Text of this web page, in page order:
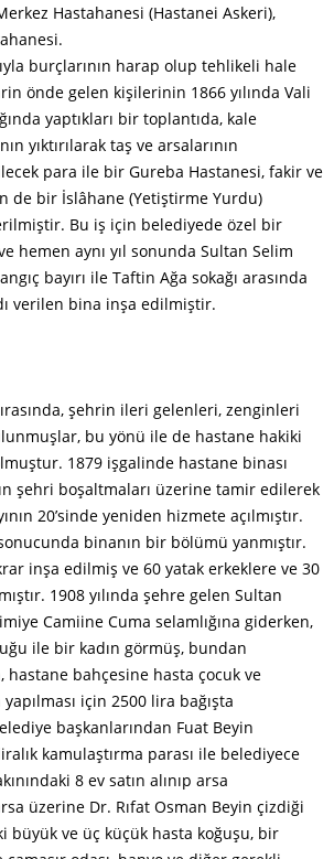
Hastahanesi (Hastanei Askeri),
burçlarının harap olup tehlikeli hale
önde gelen kişilerinin 1866 yılında Vali
yaptıkları bir toplantıda, kale
yıktırılarak taş ve arsalarının
para ile bir Gureba Hastanesi, fakir ve
de bir İslâhane (Yetiştirme Yurdu)
Bu iş için belediyede özel bir
hemen aynı yıl sonunda Sultan Selim
bayırı ile Taftin Ağa sokağı arasında
verilen bina inşa edilmiştir.
şehrin ileri gelenleri, zenginleri
bu yönü ile de hastane hakiki
1879 işgalinde hastane binası
şehri boşaltmaları üzerine tamir edilerek
20’sinde yeniden hizmete açılmıştır.
binanın bir bölümü yanmıştır.
inşa edilmiş ve 60 yatak erkeklere ve 30
1908 yılında şehre gelen Sultan
Camiine Cuma selamlığına giderken,
ile bir kadın görmüş, bundan
bahçesine hasta çocuk ve
için 2500 lira bağışta
başkanlarından Fuat Beyin
kamulaştırma parası ile belediyece
8 ev satın alınıp arsa
üzerine Dr. Rıfat Osman Beyin çizdiği
büyük ve üç küçük hasta koğuşu, bir